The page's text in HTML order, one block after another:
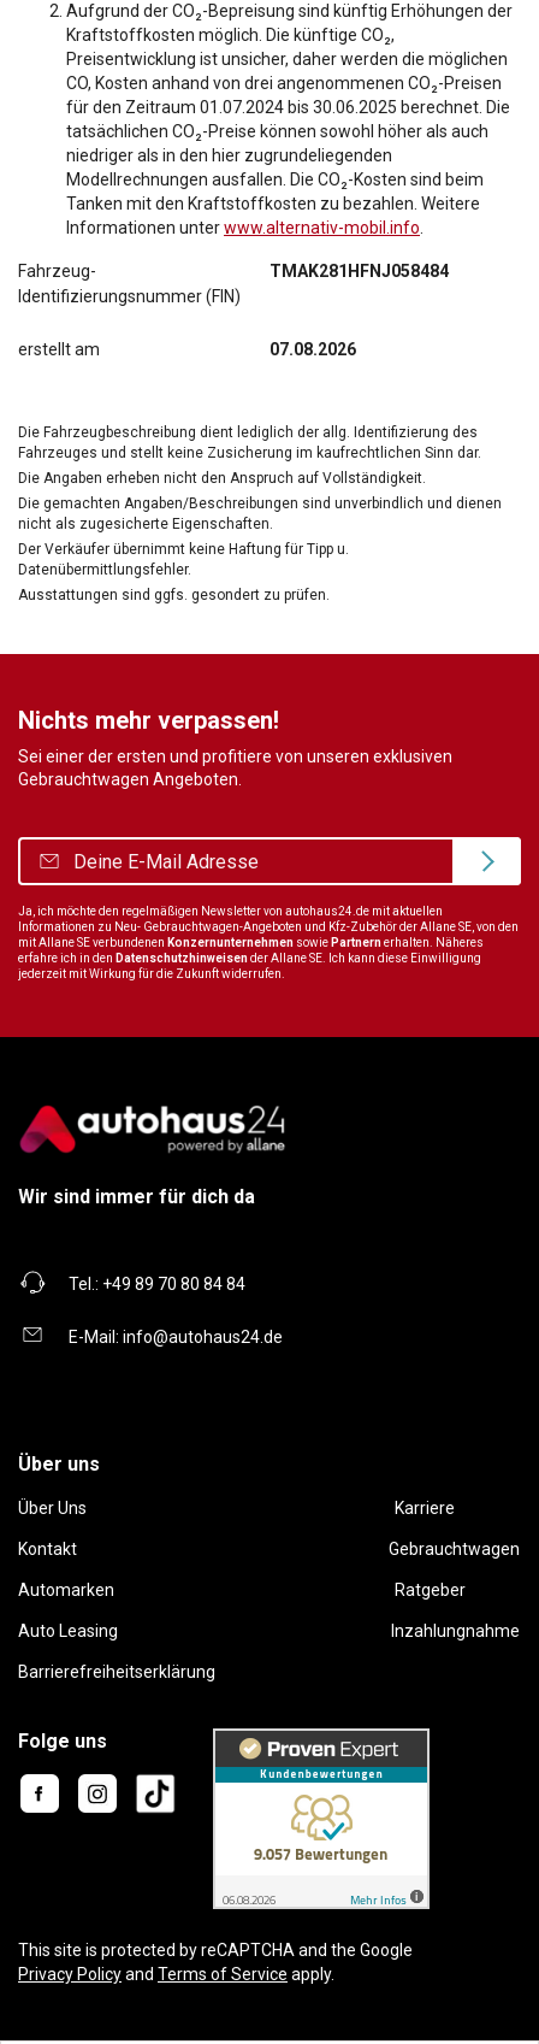
Aufgrund der CO₂-Bepreisung sind künftig Erhöhungen der
Kraftstoffkosten möglich. Die künftige CO₂,
Preisentwicklung ist unsicher, daher werden die möglichen
CO, Kosten anhand von drei angenommenen CO₂-Preisen
für den Zeitraum 01.07.2024 bis 30.06.2025 berechnet. Die
tatsächlichen CO₂-Preise können sowohl höher als auch
niedriger als in den hier zugrundeliegenden
Modellrechnungen ausfallen. Die CO₂-Kosten sind beim
Tanken mit den Kraftstoffkosten zu bezahlen. Weitere
Informationen unterwww.alternativ-mobil.info.
Fahrzeug-
Identifizierungsnummer (FIN)
TMAK281HFNJ058484
erstellt am 07.08.2026
Die Fahrzeugbeschreibung dient lediglich der allg. Identifizierung des
Fahrzeuges und stellt keine Zusicherung im kaufrechtlichen Sinn dar.
Die Angaben erheben nicht den Anspruch auf Vollständigkeit.
Die gemachten Angaben/Beschreibungen sind unverbindlich und dienen
nicht als zugesicherte Eigenschaften.
Der Verkäufer übernimmt keine Haftung für Tipp u.
Datenübermittlungsfehler.
Ausstattungen sind ggfs. gesondert zu prüfen.
Nichts mehr verpassen!
Sei einer der ersten und profitiere von unseren exklusiven
Gebrauchtwagen Angeboten.
Ja, ich möchte den regelmäßigen Newsletter von autohaus24.de mit aktuellen
Informationen zu Neu- Gebrauchtwagen-Angeboten und Kfz-Zubehör der Allane SE, von den
mit Allane SE verbundenen Konzernunternehmen sowie Partnernerhalten. Näheres
erfahre ich in den Datenschutzhinweisender Allane SE. Ich kann diese Einwilligung
jederzeit mit Wirkung für die Zukunft widerrufen.
Wir sind immer für dich da
Tel.: +49 89 70 80 84 84
E-Mail: info@autohaus24.de
Über uns
Über Uns Karriere
Kontakt Gebrauchtwagen
Automarken Ratgeber
Auto Leasing Inzahlungnahme
Barrierefreiheitserklärung
Folge uns
This site is protected by reCAPTCHA and the Google
Privacy Policyand Terms of Service apply.